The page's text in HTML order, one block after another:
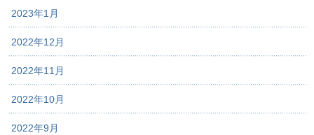
2023年1月
2022年12月
2022年11月
2022年10月
2022年9月